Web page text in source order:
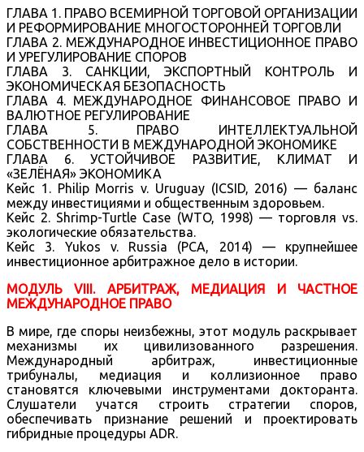
ГЛАВА 1. ПРАВО ВСЕМИРНОЙ ТОРГОВОЙ ОРГАНИЗАЦИИ
И РЕФОРМИРОВАНИЕ МНОГОСТОРОННЕЙ ТОРГОВЛИ
ГЛАВА 2. МЕЖДУНАРОДНОЕ ИНВЕСТИЦИОННОЕ ПРАВО
И УРЕГУЛИРОВАНИЕ СПОРОВ
ГЛАВА 3. САНКЦИИ, ЭКСПОРТНЫЙ КОНТРОЛЬ И
ЭКОНОМИЧЕСКАЯ БЕЗОПАСНОСТЬ
ГЛАВА 4. МЕЖДУНАРОДНОЕ ФИНАНСОВОЕ ПРАВО И
ВАЛЮТНОЕ РЕГУЛИРОВАНИЕ
ГЛАВА 5. ПРАВО ИНТЕЛЛЕКТУАЛЬНОЙ
СОБСТВЕННОСТИ В МЕЖДУНАРОДНОЙ ЭКОНОМИКЕ
ГЛАВА 6. УСТОЙЧИВОЕ РАЗВИТИЕ, КЛИМАТ И
«ЗЕЛЁНАЯ» ЭКОНОМИКА
Кейс 1. Philip Morris v. Uruguay (ICSID, 2016) — баланс
между инвестициями и общественным здоровьем.
Кейс 2. Shrimp-Turtle Case (WTO, 1998) — торговля vs.
экологические обязательства.
Кейс 3. Yukos v. Russia (PCA, 2014) — крупнейшее
инвестиционное арбитражное дело в истории.
МОДУЛЬ VIII. АРБИТРАЖ, МЕДИАЦИЯ И ЧАСТНОЕ
МЕЖДУНАРОДНОЕ ПРАВО
В мире, где споры неизбежны, этот модуль раскрывает
механизмы их цивилизованного разрешения.
Международный арбитраж, инвестиционные
трибуналы, медиация и коллизионное право
становятся ключевыми инструментами докторанта.
Слушатели учатся строить стратегии споров,
обеспечивать признание решений и проектировать
гибридные процедуры ADR.